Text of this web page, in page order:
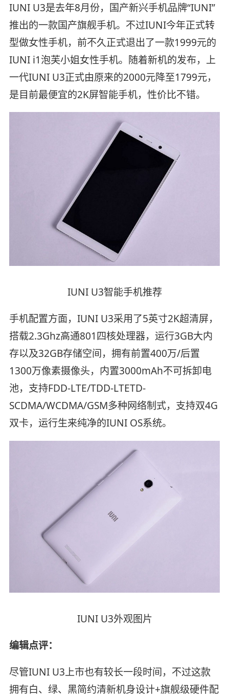
IUNI U3是去年8月份，国产新兴手机品牌“IUNI”
推出的一款国产旗舰手机。不过IUNI今年正式转
型做女性手机，前不久正式退出了一款1999元的
IUNI i1泡芙小姐女性手机。随着新机的发布，上
一代IUNI U3正式由原来的2000元降至1799元，
是目前最便宜的2K屏智能手机，性价比不错。
IUNI U3智能手机推荐
手机配置方面，IUNI U3采用了5英寸2K超清屏，
搭载2.3Ghz高通801四核处理器，运行3GB大内
存以及32GB存储空间，拥有前置400万/后置
1300万像素摄像头，内置3000mAh不可拆卸电
池，支持FDD-LTE/TDD-LTETD-
SCDMA/WCDMA/GSM多种网络制式，支持双4G
双卡，运行生来纯净的IUNI OS系统。
IUNI U3外观图片
编辑点评：
尽管IUNI U3上市也有较长一段时间，不过这款
拥有白、绿、黑简约清新机身设计+旗舰级硬件配